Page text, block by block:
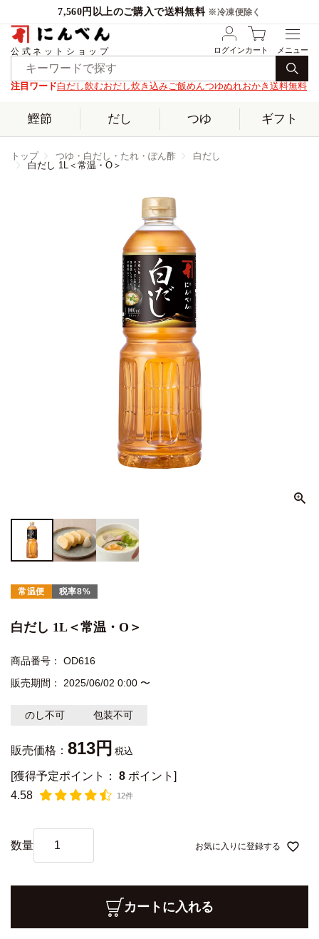
7,560円以上のご購入で送料無料 ※冷凍便除く
公式ネットショップ ログインカート
注目ワード白だし飲むおだし炊き込みご飯めんつゆぬれおかき 送料無料
鰹節 だし つゆ ギフト
トップ つゆ・白だし・たれ・ぽん酢
白だし
白だし 1L＜常温・O＞
常温便 税率8%
白だし 1L＜常温・O＞
商品番号
OD616
販売期間
2025/06/02 0:00 〜
のし不可 包装不可
販売価格： 813 税込
[獲得予定ポイント： 8 ポイント]
4.58
12件
お気に入りに登録する
カートに入れる